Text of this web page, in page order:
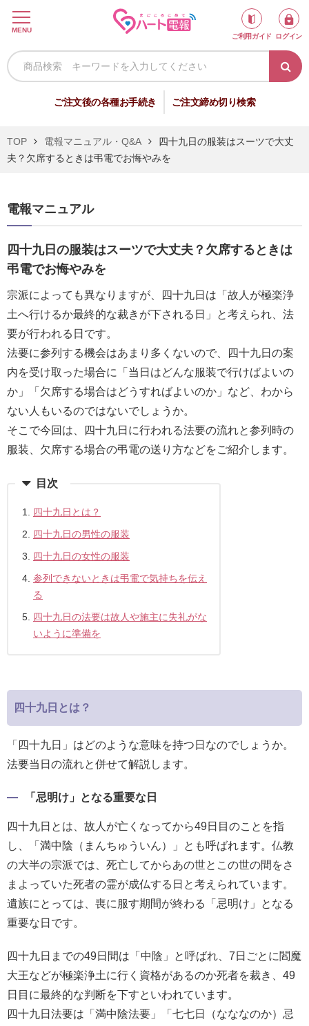
MENU
ご利用ガイド
ログイン
ご注文後の各種お手続き ご注文締め切り検索
新
会
員
祝
電
弔
電
最
短
お
届
け
日
検
索
注
文
内
容
ご
確
会
員
方）
利
用
ガ
イ
ド
電
マ
ニ
ュ
ア
TOP 電報マニュアル・Q&A
四十九日の服装はスーツで大丈
夫？欠席するときは弔電でお悔やみを
電報マニュアル
四十九日の服装はスーツで大丈夫？欠席するときは
弔電でお悔やみを
宗派によっても異なりますが、四十九日は「故人が極楽浄
土へ行けるか最終的な裁きが下される日」と考えられ、法
要が行われる日です。
法要に参列する機会はあまり多くないので、四十九日の案
内を受け取った場合に「当日はどんな服装で行けばよいの
か」「欠席する場合はどうすればよいのか」など、わから
ない人もいるのではないでしょうか。
そこで今回は、四十九日に行われる法要の流れと参列時の
服装、欠席する場合の弔電の送り方などをご紹介します。
目次
四十九日とは？
四十九日の男性の服装
四十九日の女性の服装
参列できないときは弔電で気持ちを伝え
る
四十九日の法要は故人や施主に失礼がな
いように準備を
四十九日とは？
「四十九日」はどのような意味を持つ日なのでしょうか。
法要当日の流れと併せて解説します。
「忌明け」となる重要な日
四十九日とは、故人が亡くなってから49日目のことを指
し、「満中陰（まんちゅういん）」とも呼ばれます。仏教
の大半の宗派では、死亡してからあの世とこの世の間をさ
まよっていた死者の霊が成仏する日と考えられています。
遺族にとっては、喪に服す期間が終わる「忌明け」となる
重要な日です。
四十九日までの49日間は「中陰」と呼ばれ、7日ごとに閻魔
大王などが極楽浄土に行く資格があるのか死者を裁き、49
日目に最終的な判断を下すといわれています。
四十九日法要は「満中陰法要」「七七日（なななのか）忌